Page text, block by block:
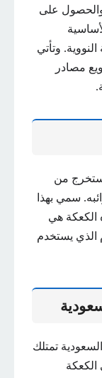
والحصول على
وتأتي
مصادر
من
سمي بهذا
الكعكة هي
الذي يستخدم
تمتلك
الكعكة